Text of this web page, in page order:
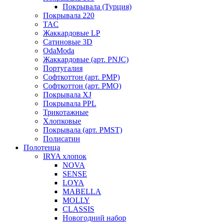
Покрывала (Турция)
Покрывала 220
TAC
Жаккардовые LP
Сатиновые 3D
OdaModa
Жаккардовые (арт. PNJC)
Португалия
Софткоттон (арт. PMP)
Софткоттон (арт. PMO)
Покрывала XJ
Покрывала PPL
Трикотажные
Хлопковые
Покрывала (арт. PMST)
Полисатин
Полотенца
IRYA хлопок
NOVA
SENSE
LOYA
MABELLA
MOLLY
CLASSIS
Новогодний набор